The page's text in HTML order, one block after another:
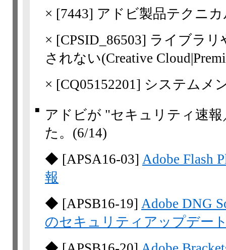
× [7443] アドビ製品テクニ
× [CPSID_86503] ライブラリ
されない(Creative
× [CQ05152201] システムメ
■
アドビが "セキュリティ速
た。 (6/14)
◆ [APSA16-03] Adobe Flash
報
◆ [APSB16-19] Adobe DNG
のセキュリティアップデー